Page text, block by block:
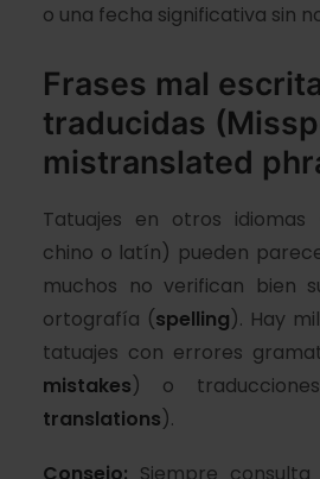
o una fecha significativa sin
Frases mal
traducidas
mistranslated
Tatuajes en otros idiomas
chino o latín) pueden
muchos no verifican bien
ortografía (spelling). Hay
tatuajes con errores
mistakes) o
translations).